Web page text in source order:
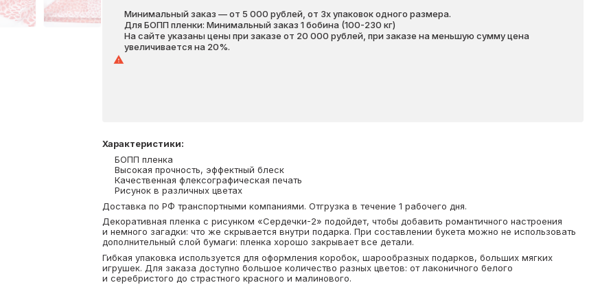
Минимальный заказ — от 5 000 рублей, от 3х упаковок одного размера.
Для БОПП пленки: Минимальный заказ 1 бобина (100-230 кг)
На сайте указаны цены при заказе от 20 000 рублей, при заказе на меньшую сумму цена
увеличивается на 20%.
Характеристики:
БОПП пленка
Высокая прочность, эффектный блеск
Качественная флексографическая печать
Рисунок в различных цветах
Доставка по РФ транспортными компаниями. Отгрузка в течение 1 рабочего дня.
Декоративная пленка с рисунком «Сердечки-2» подойдет, чтобы добавить романтичного настроения
и немного загадки: что же скрывается внутри подарка. При составлении букета можно не использовать
дополнительный слой бумаги: пленка хорошо закрывает все детали.
Гибкая упаковка используется для оформления коробок, шарообразных подарков, больших мягких
игрушек. Для заказа доступно большое количество разных цветов: от лаконичного белого
и серебристого до страстного красного и малинового.